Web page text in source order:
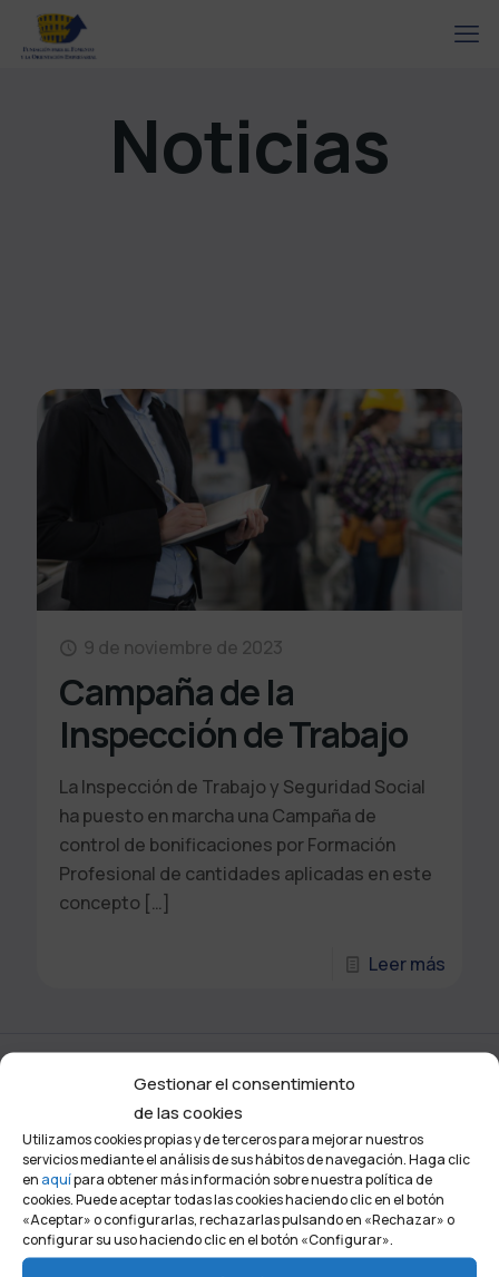
Gestionar el consentimiento
de las cookies
Utilizamos cookies propias y de terceros para mejorar nuestros
servicios mediante el análisis de sus hábitos de navegación. Haga clic
en aquípara obtener más información sobre nuestra política de
cookies. Puede aceptar todas las cookies haciendo clic en el botón
«Aceptar» o configurarlas, rechazarlas pulsando en «Rechazar» o
configurar su uso haciendo clic en el botón «Configurar».
Noticias
9 de noviembre de 2023
Campaña de la
Inspección de Trabajo
La Inspección de Trabajo y Seguridad Social
ha puesto en marcha una Campaña de
control de bonificaciones por Formación
Profesional de cantidades aplicadas en este
concepto […]
Leer más
Tu punto de encuentro